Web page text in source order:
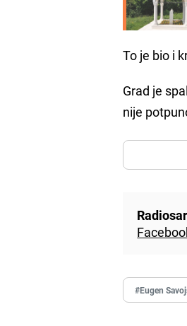
To je bio i
Grad je
nije
#Eugen